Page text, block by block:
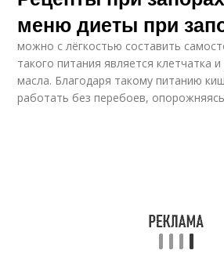
Запоры при
беременности
меню диеты при
можно с лёгкостью составить
такого питания является клетчатка
масла. Благодаря такому питанию
работать без перебоев,